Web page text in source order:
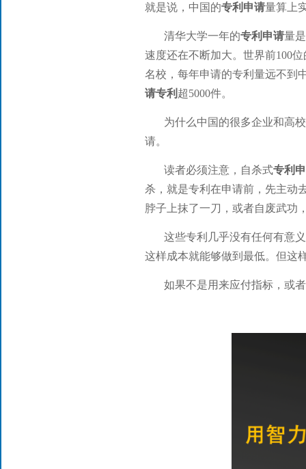
就是说，中国的专利申请量算上
清华大学一年的专利申请量
速度还在不断加大。世界前100位
名校，每年申请的专利量远不到
请专利 超5000件。
为什么中国的很多企业和高
请。
读者必须注意，自杀式专利
杀，就是专利在申请前，先主动
脖子上抹了一刀，或者自废武功
这些专利几乎没有任何有意
这样成本就能够做到最低。但这
如果不是用来应付指标，或